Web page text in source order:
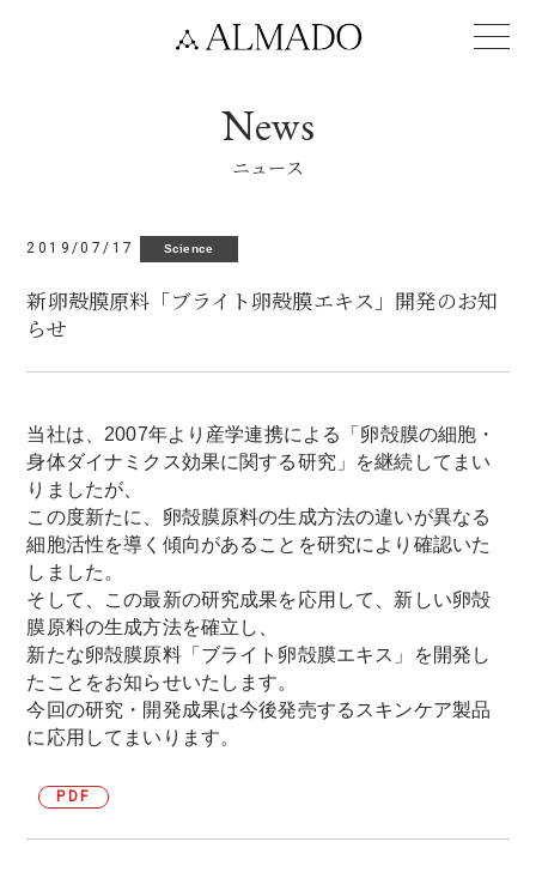
News
ニュース
2019/07/17 Science
新卵殻膜原料「ブライト卵殻膜エキス」開発のお知
らせ
当社は、2007年より産学連携による「卵殻膜の細胞・
身体ダイナミクス効果に関する研究」を継続してまい
りましたが、
この度新たに、卵殻膜原料の生成方法の違いが異なる
細胞活性を導く傾向があることを研究により確認いた
しました。
そして、この最新の研究成果を応用して、新しい卵殻
膜原料の生成方法を確立し、
新たな卵殻膜原料「ブライト卵殻膜エキス」を開発し
たことをお知らせいたします。
今回の研究・開発成果は今後発売するスキンケア製品
に応用してまいります。
PDF